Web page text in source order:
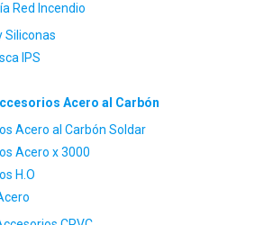
Red Incendio
Siliconas
IPS
Acero al Carbón
Acero al Carbón Soldar
Acero x 3000
H.O